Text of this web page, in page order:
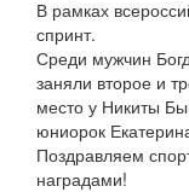
В рамках
спринт.
Среди мужчин
заняли второе и
место у Никиты
юниорок
Поздравляем
наградами!